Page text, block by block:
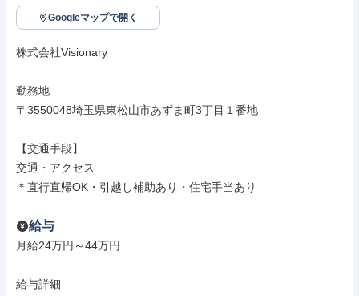
Googleマップで開く
株式会社Visionary
勤務地
〒3550048埼玉県東松山市あずま町3丁目１番地
【交通手段】
交通・アクセス
＊直行直帰OK・引越し補助あり・住宅手当あり
給与
月給24万円～44万円
給与詳細